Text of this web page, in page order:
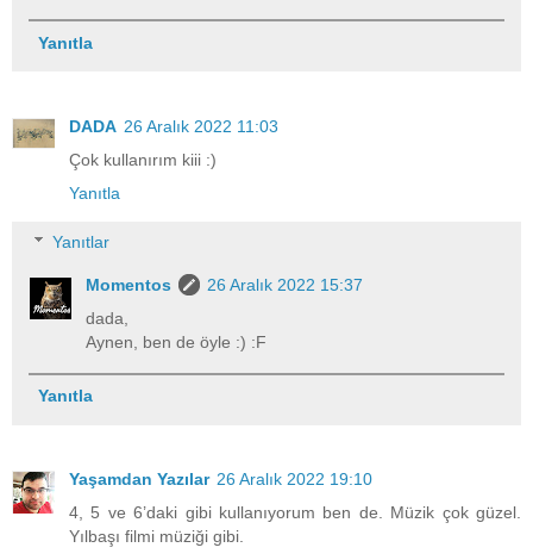
Yanıtla
DADA 26 Aralık 2022 11:03
Çok kullanırım kiii :)
Yanıtla
Yanıtlar
Momentos
26 Aralık 2022 15:37
dada,
Aynen, ben de öyle :) :F
Yanıtla
Yaşamdan Yazılar 26 Aralık 2022 19:10
4, 5 ve 6’daki gibi kullanıyorum ben de. Müzik çok güzel.
Yılbaşı filmi müziği gibi.